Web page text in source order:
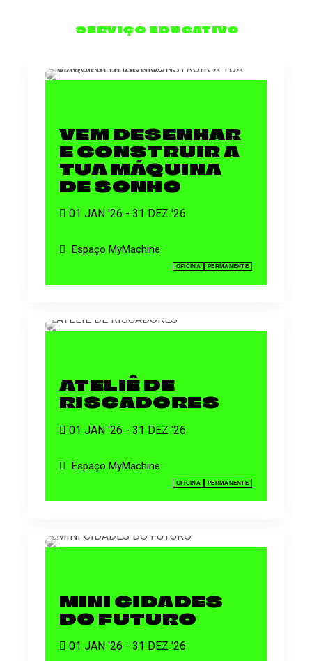
SERVIÇO EDUCATIVO
01 JAN '26 - 31 DEZ '26
VEM DESENHAR
E CONSTRUIR A
TUA MÁQUINA
DE SONHO
Espaço MyMachine
OFICINA PERMANENTE
01 JAN '26 - 31 DEZ '26
ATELIÊ DE
RISCADORES
Espaço MyMachine
OFICINA PERMANENTE
01 JAN '26 - 31 DEZ '26
MINI CIDADES
DO FUTURO